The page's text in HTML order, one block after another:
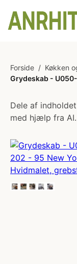
Forside / Køkken
Grydeskab -
Dele af
med hjælp fra AI.